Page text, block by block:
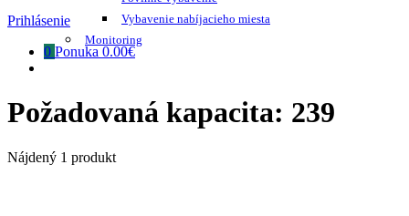
Vybavenie nabíjacieho miesta
Monitoring
Prihlásenie
0 Ponuka 0.00€
Požadovaná kapacita: 239
Nájdený 1 produkt